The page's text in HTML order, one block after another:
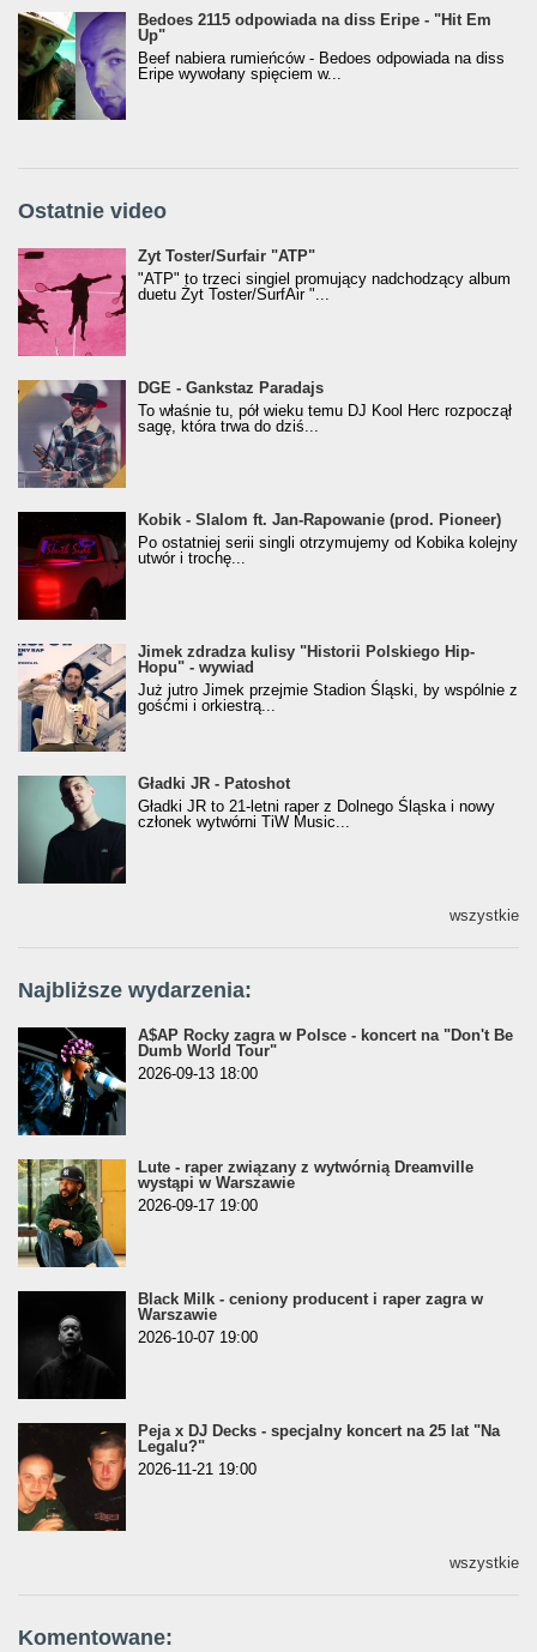
Bedoes 2115 odpowiada na diss Eripe - "Hit Em
Up"
Beef nabiera rumieńców - Bedoes odpowiada na diss
Eripe wywołany spięciem w...
Ostatnie video
Żyt Toster/SurfAir - ATP VIDEO
Żyt Toster/Surfair "ATP"
"ATP" to trzeci singiel promujący nadchodzący album
duetu Żyt Toster/SurfAir "...
donGURALesko z nagrodą za
Klasyczny/Trueschoolowy Album Roku
(Popkillery 2023)
DGE - Gankstaz Paradajs
To właśnie tu, pół wieku temu DJ Kool Herc rozpoczął
sagę, która trwa do dziś...
Kobik - Slalom ft. Jan-Rapowanie (prod. Pioneer)
[Official Music Visualiser]
Kobik - Slalom ft. Jan-Rapowanie (prod. Pioneer)
Po ostatniej serii singli otrzymujemy od Kobika kolejny
utwór i trochę...
Jimek zdradza kulisy "Historii Polskiego Hip-
Hopu" - wywiad
Jimek zdradza kulisy "Historii Polskiego Hip-
Hopu" - wywiad
Już jutro Jimek przejmie Stadion Śląski, by wspólnie z
gośćmi i orkiestrą...
Gładki JR - Patoshot
Gładki JR - Patoshot
Gładki JR to 21-letni raper z Dolnego Śląska i nowy
członek wytwórni TiW Music...
wszystkie
Najbliższe wydarzenia:
A$AP Rocky zagra w Polsce - koncert na "Don't Be
Dumb World Tour"
2026-09-13 18:00
Lute - raper związany z wytwórnią Dreamville
wystąpi w Warszawie
2026-09-17 19:00
Black Milk - ceniony producent i raper zagra w
Warszawie
2026-10-07 19:00
Peja x DJ Decks - specjalny koncert na 25 lat "Na
Legalu?"
2026-11-21 19:00
wszystkie
Komentowane: